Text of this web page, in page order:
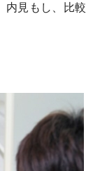
内見もし、比較